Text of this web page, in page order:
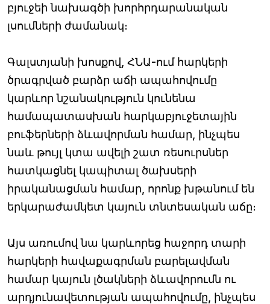
բյուջեի նախագծի խորհրդարանական
լսումների ժամանակ։
Գալստյանի խոսքով, ՀՆԱ-ում հարկերի
ծրագրված բարձր աճի ապահովումը
կարևոր նշանակություն կունենա
համապատասխան հարկաբյուջետային
բուֆերների ձևավորման համար, ինչպես
նաև թույլ կտա ավելի շատ ռեսուրսներ
հատկացնել կապիտալ ծախսերի
իրականացման համար, որոնք խթանում են
երկարաժամկետ կայուն տնտեսական աճը։
Այս առումով նա կարևորեց հաջորդ տարի
հարկերի հավաքագրման բարելավման
համար կայուն լծակների ձևավորումն ու
արդյունավետության ապահովումը, ինչպես